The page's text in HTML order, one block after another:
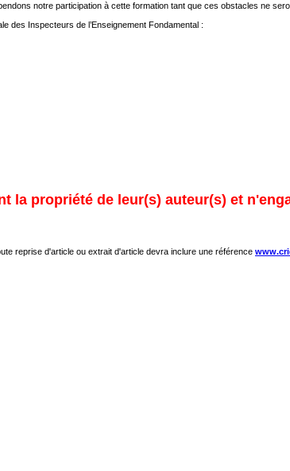
notre participation à cette formation tant que ces obstacles ne
des Inspecteurs de l’Enseignement Fondamental :
la propriété de leur(s) auteur(s) et
reprise d'article ou extrait d'article devra inclure une référence